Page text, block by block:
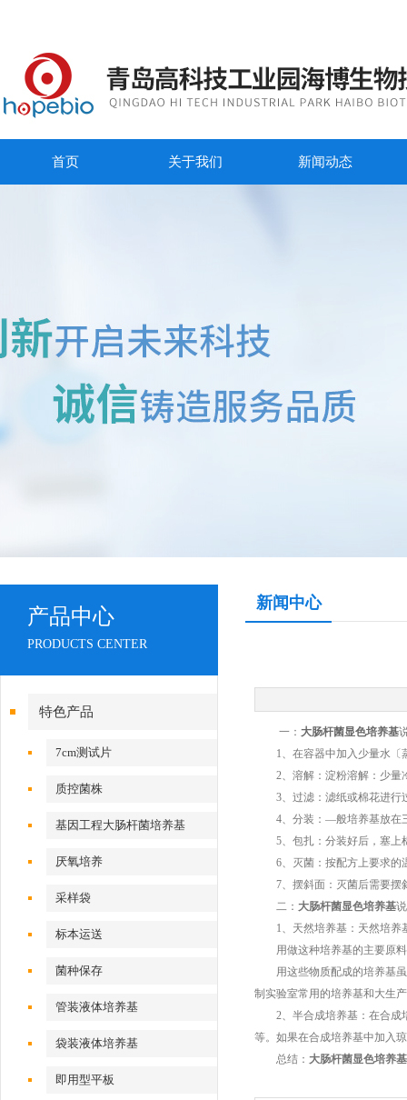
首页 关于我们 新闻动态
产品中心
PRODUCTS CENTER
特色产品
7cm测试片
质控菌株
基因工程大肠杆菌培养基
厌氧培养
采样袋
标本运送
菌种保存
管装液体培养基
袋装液体培养基
即用型平板
新闻中心
一： 大肠杆菌显色培养基
1、在容器中加入少量水〔
2、溶解：淀粉溶解：少量冷
3、过滤：滤纸或棉花进行
4、分装：—般培养基放在
5、包扎：分装好后，塞上
6、灭菌：按配方上要求的温
7、摆斜面：灭菌后需要摆斜
二： 大肠杆菌显色培养基
1、天然培养基：天然培养基
用做这种培养基的主要原料
用这些物质配成的培养基虽
制实验室常用的培养基和大生
2、半合成培养基：在合成培
等。如果在合成培养基中加入
总结： 大肠杆菌显色培养基